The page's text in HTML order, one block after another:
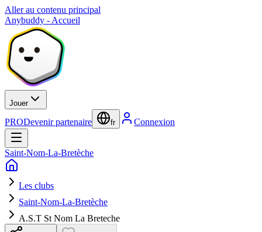
Aller au contenu principal
Anybuddy - Accueil
Jouer
PRODevenir partenaire fr Connexion
Saint-Nom-La-Bretèche
Les clubs
Saint-Nom-La-Bretèche
A.S.T St Nom La Breteche